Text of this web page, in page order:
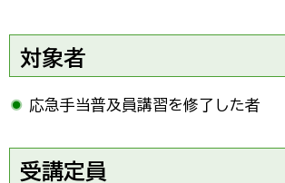
対象者
応急手当普及員講習を修了した者
受講定員